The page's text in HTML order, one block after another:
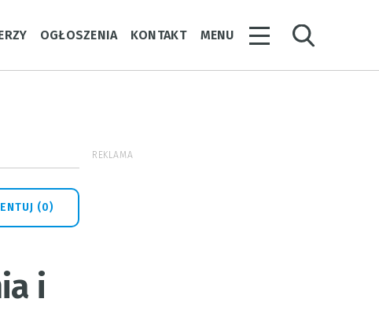
OGŁOSZENIA KONTAKT MENU
(0)
i
REKLAMA